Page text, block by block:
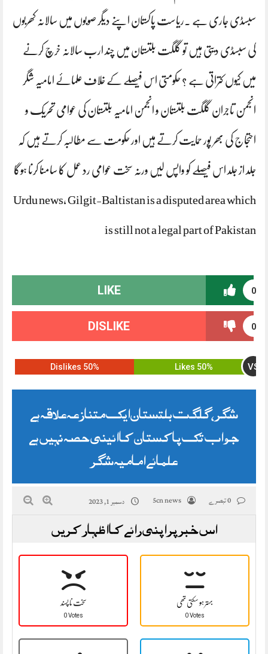
سبسڈی جاری ہے ۔ریاست پاکستان اپنے دیگر صوبوں میں سالانہ کھربوں
کی سبسڈی دیتی ہیں تو گلگت بلتستان میں چند ارب سالانہ خرچ کرنے
میں کیوں کتراتی ہے ؟ حکومتی اس فیصلے کے خلاف علمائے امامیہ شگر
انجمن تاجران گلگت بلتستان و انجمن امامیہ بلتستان کی عوامی تحریک و
احتجاج کی بھر پور حمایت کرتے ہیں اور حکومت سے مطالبہ کرتے ہیں کہ
جلد از جلد اس فیصلے کو واپس لیں ورنہ سخت عوامی رد عمل کا سامنا کرنا ہوگا
Urdu news, Gilgit-Baltistan is a disputed area which
is still not a legal part of Pakistan
0
LIKE
0
DISLIKE
50% Likes VS
50% Dislikes
شگر، گلگت بلتستان ایک متنازعہ علاقہ ہے
جو اب تک پاکستان کا ائینی حصہ نہیں ہے
علمائے امامیہ شگر
5cn news دسمبر 1, 2023
اس خبر پر اپنی رائے کا اظہار کریں
سخت نا پسند
0 Votes
بہتر ہو سکتی تھی
0 Votes